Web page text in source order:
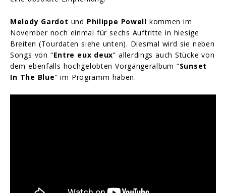
Melody Gardot und Philippe Powell kommen im
November noch einmal für sechs Auftritte in hiesige
Breiten (Tourdaten siehe unten). Diesmal wird sie neben
Songs von “Entre eux deux” allerdings auch Stücke von
dem ebenfalls hochgelobten Vorgängeralbum “Sunset
In The Blue” im Programm haben.